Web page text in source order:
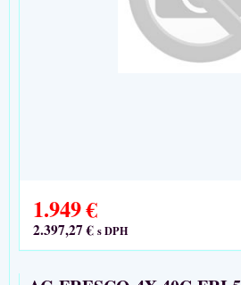
1.949 €
2.397,27 € s DPH